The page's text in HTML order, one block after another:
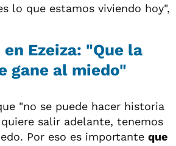
lo que estamos viviendo hoy",
Ezeiza: "Que la
gane al miedo"
"no se puede hacer historia
salir adelante, tenemos
Por eso es importante que